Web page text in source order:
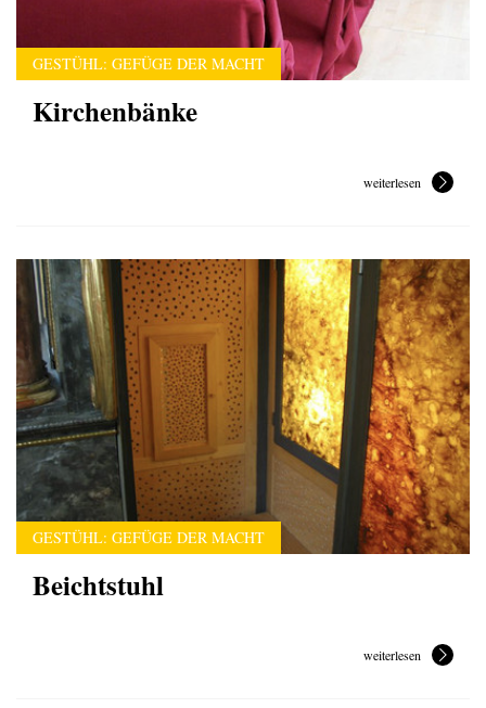
GESTÜHL: GEFÜGE DER MACHT
Kirchenbänke
weiterlesen
GESTÜHL: GEFÜGE DER MACHT
Beichtstuhl
weiterlesen